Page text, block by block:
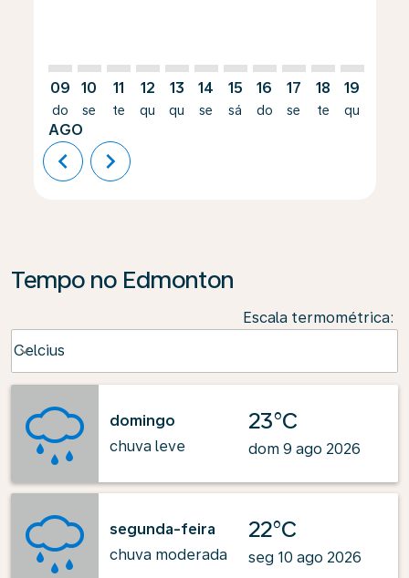
09
do
AGO
10
se
11
te
12
qu
13
qu
14
se
15
sá
16
do
17
se
18
te
19
qu
chevron_left chevron_right
Tempo no Edmonton
Escala termométrica:
Celcius
keyboard_arrow_down
domingo
chuva leve
23°C
dom 9 ago 2026
segunda-feira
chuva moderada
22°C
seg 10 ago 2026